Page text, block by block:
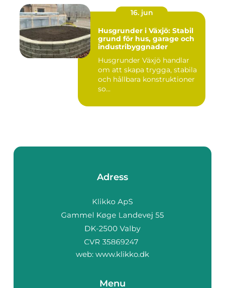
16. jun
Husgrunder i Växjö: Stabil
grund för hus, garage och
industribyggnader
Husgrunder Växjö handlar
om att skapa trygga, stabila
och hållbara konstruktioner
so...
Adress
web: www.klikko.dk
Menu